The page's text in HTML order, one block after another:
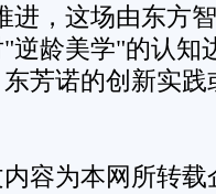
进，这场由东方
逆龄美学"的认知
芳诺的创新实
内容为本网所转